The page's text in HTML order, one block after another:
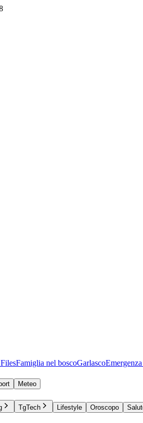
Famiglia nel boscoGarlasco
Meteo
TgTech Lifestyle Oroscopo